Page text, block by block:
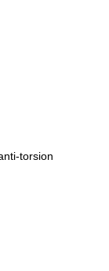
torsion